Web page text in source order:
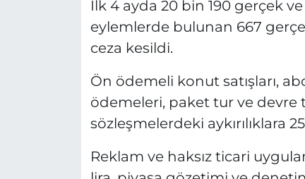
İlk 4 ayda 20 bin 190 gerçek
eylemlerde bulunan 667
ceza kesildi.
Ön ödemeli konut satışları,
ödemeleri, paket tur ve
sözleşmelerdeki aykırılıklara
Reklam ve haksız ticari